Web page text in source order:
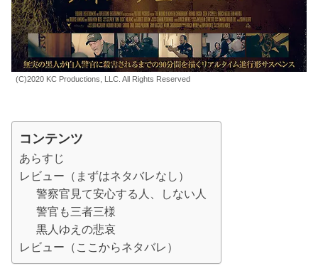
(C)2020 KC Productions, LLC. All Rights Reserved
コンテンツ
あらすじ
レビュー（まずはネタバレなし）
警察官見て安心する人、しない人
警官も三者三様
黒人ゆえの悲哀
レビュー（ここからネタバレ）